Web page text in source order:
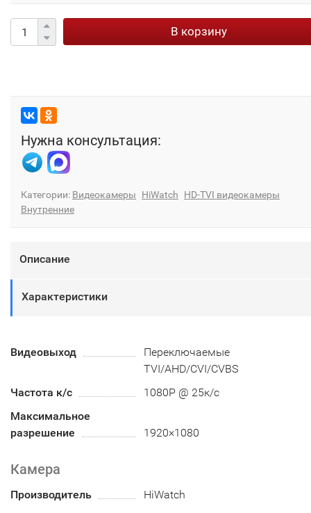
В корзину
Нужна консультация:
Категории: Видеокамеры HiWatch
HD-TVI видеокамеры
Внутренние
Описание
Характеристики
Видеовыход
Переключаемые
TVI/AHD/CVI/CVBS
Частота к/с
1080Р @ 25к/с
Максимальное
разрешение
1920×1080
Камера
Производитель
HiWatch